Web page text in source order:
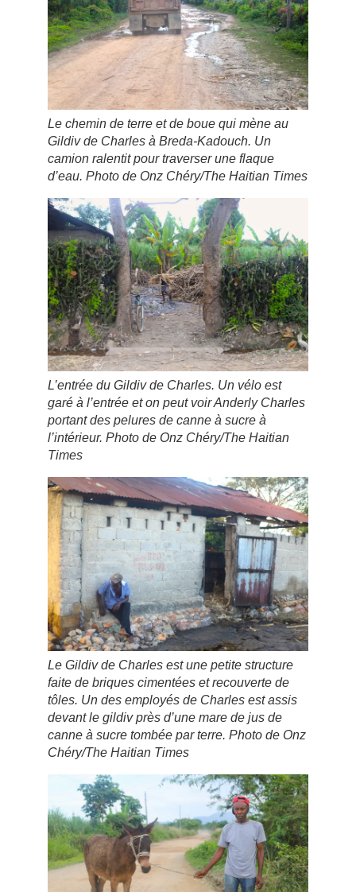
Le chemin de terre et de boue qui mène au
Gildiv de Charles à Breda-Kadouch. Un
camion ralentit pour traverser une flaque
d’eau. Photo de Onz Chéry/The Haitian Times
L’entrée du Gildiv de Charles. Un vélo est
garé à l’entrée et on peut voir Anderly Charles
portant des pelures de canne à sucre à
l’intérieur. Photo de Onz Chéry/The Haitian
Times
Le Gildiv de Charles est une petite structure
faite de briques cimentées et recouverte de
tôles. Un des employés de Charles est assis
devant le gildiv près d’une mare de jus de
canne à sucre tombée par terre. Photo de Onz
Chéry/The Haitian Times